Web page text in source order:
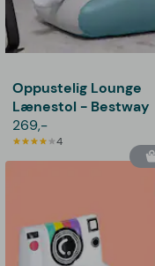
Oppustelig Lounge
Lænestol - Bestway
269,-
4